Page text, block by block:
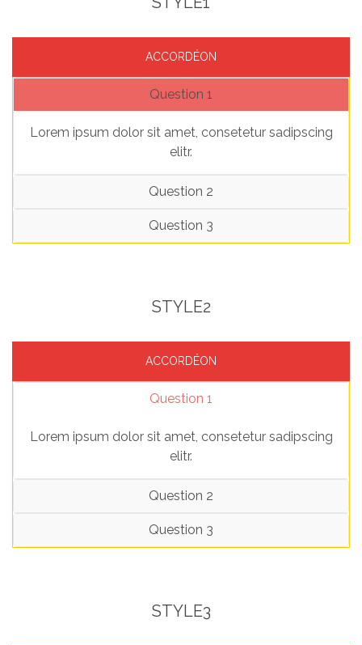
Contact
Blog
ACCORDÉON
Question 1
Lorem ipsum dolor sit amet, consetetur sadipscing
elitr.
Question 2
Question 3
STYLE2
ACCORDÉON
Question 1
Lorem ipsum dolor sit amet, consetetur sadipscing
elitr.
Question 2
Question 3
STYLE3